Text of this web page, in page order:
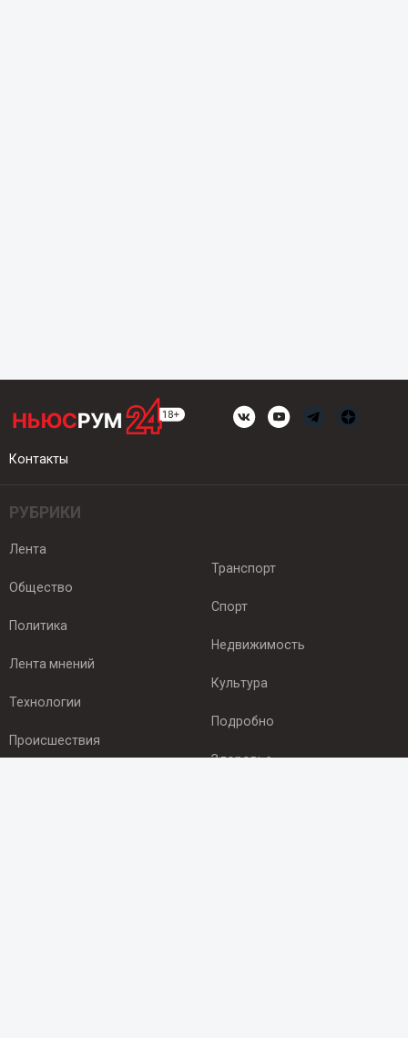
Контакты
РУБРИКИ
Лента
Общество
Политика
Лента мнений
Технологии
Происшествия
Транспорт
Спорт
Недвижимость
Культура
Подробно
Здоровье